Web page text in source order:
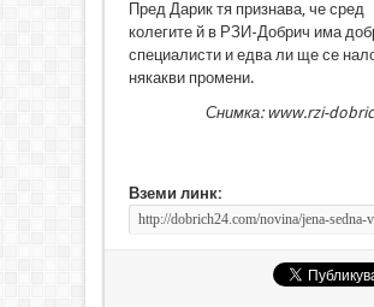
Пред Дарик тя признава, че сред
колегите й в РЗИ-Добрич има
специалисти и едва ли ще се
някакви промени.
Снимка: www.rzi-
Вземи линк: